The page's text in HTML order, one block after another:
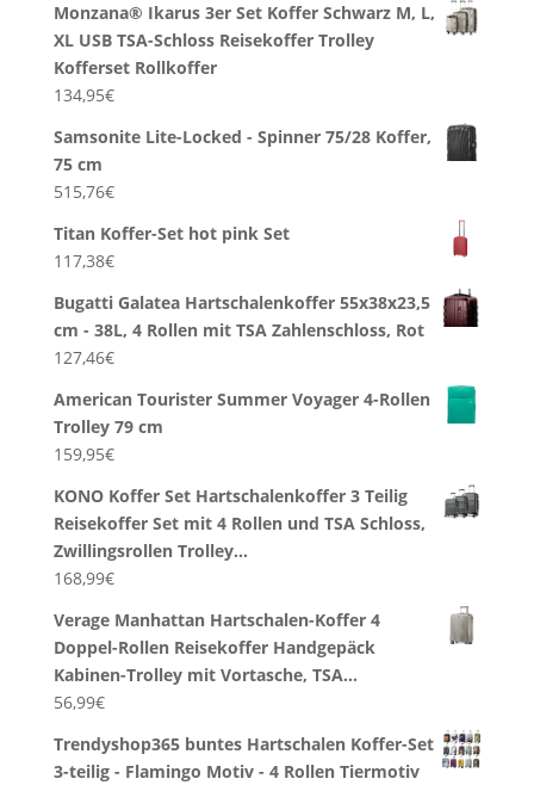
Monzana® Ikarus 3er Set Koffer Schwarz M, L,
XL USB TSA-Schloss Reisekoffer Trolley
Kofferset Rollkoffer
134,95€
Samsonite Lite-Locked - Spinner 75/28 Koffer,
75 cm
515,76€
Titan Koffer-Set hot pink Set
117,38€
Bugatti Galatea Hartschalenkoffer 55x38x23,5
cm - 38L, 4 Rollen mit TSA Zahlenschloss, Rot
127,46€
American Tourister Summer Voyager 4-Rollen
Trolley 79 cm
159,95€
KONO Koffer Set Hartschalenkoffer 3 Teilig
Reisekoffer Set mit 4 Rollen und TSA Schloss,
Zwillingsrollen Trolley…
168,99€
Verage Manhattan Hartschalen-Koffer 4
Doppel-Rollen Reisekoffer Handgepäck
Kabinen-Trolley mit Vortasche, TSA…
56,99€
Trendyshop365 buntes Hartschalen Koffer-Set
3-teilig - Flamingo Motiv - 4 Rollen Tiermotiv